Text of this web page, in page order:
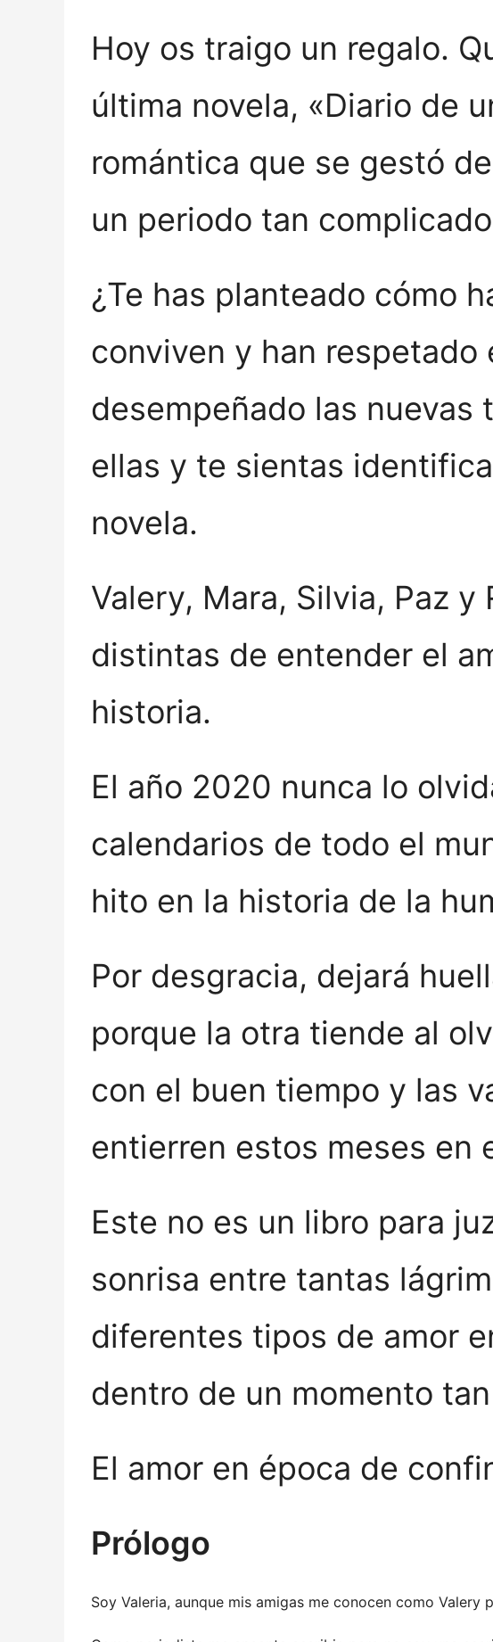
Hoy os traigo un regalo.
última novela, «Diario de
romántica que se gestó
un periodo tan
¿Te has planteado cómo
conviven y han respetado
desempeñado las nuevas
ellas y te sientas
novela.
Valery, Mara, Silvia, Paz
distintas de entender el
historia.
El año 2020 nunca lo
calendarios de todo el
hito en la historia de la
Por desgracia, dejará
porque la otra tiende al
con el buen tiempo y las
entierren estos meses en
Este no es un libro para
sonrisa entre tantas
diferentes tipos de amor
dentro de un momento
El amor en época de
Prólogo
Soy Valeria, aunque mis amigas me conocen como